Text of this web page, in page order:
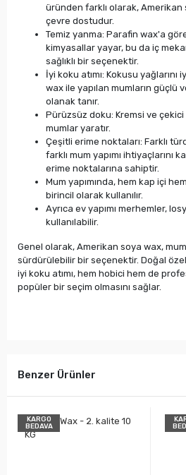
üründen farklı olarak, Amerikan
çevre dostudur.
Temiz yanma: Parafin wax'a
kimyasallar yayar, bu da iç
sağlıklı bir seçenektir.
İyi koku atımı: Kokusu
wax ile yapılan mumların güçlü
olanak tanır.
Pürüzsüz doku: Kremsi ve
mumlar yaratır.
Çeşitli erime noktaları: Farklı
farklı mum yapımı ihtiyaçlarını
erime noktalarına sahiptir.
Mum yapımında, hem kap içi
birincil olarak kullanılır.
Ayrıca ev yapımı merhemler,
kullanılabilir.
Genel olarak, Amerikan soya wax,
sürdürülebilir bir seçenektir. Doğal
iyi koku atımı, hem hobici hem de
popüler bir seçim olmasını sağlar.
Benzer Ürünler
KARGO
BEDAVA